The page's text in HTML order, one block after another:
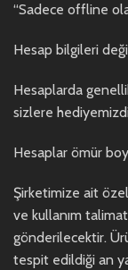
“Sadece offline
Hesap bilgileri
Hesaplarda
sizlere
Hesaplar ömür
Şirketimize ait
ve kullanım
gönderilecektir.
tespit edildiği an